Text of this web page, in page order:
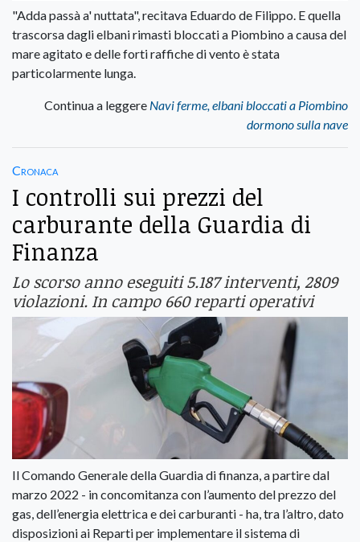
"Adda passà a' nuttata", recitava Eduardo de Filippo. E quella
trascorsa dagli elbani rimasti bloccati a Piombino a causa del
mare agitato e delle forti raffiche di vento è stata
particolarmente lunga.
Continua a leggere Navi ferme, elbani bloccati a Piombino
dormono sulla nave
Cronaca
I controlli sui prezzi del
carburante della Guardia di
Finanza
Lo scorso anno eseguiti 5.187 interventi, 2809
violazioni. In campo 660 reparti operativi
Il Comando Generale della Guardia di finanza, a partire dal
marzo 2022 - in concomitanza con l’aumento del prezzo del
gas, dell’energia elettrica e dei carburanti - ha, tra l’altro, dato
disposizioni ai Reparti per implementare il sistema di